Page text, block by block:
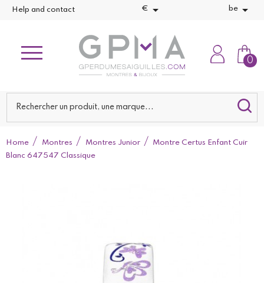
Help and contact €  be 
0
Home Montres Montres Junior
Montre Certus Enfant Cuir
Blanc 647547 Classique